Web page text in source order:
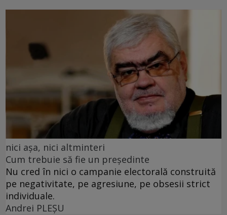
nici așa, nici altminteri
Cum trebuie să fie un președinte
Nu cred în nici o campanie electorală construită
pe negativitate, pe agresiune, pe obsesii strict
individuale.
Andrei PLEŞU